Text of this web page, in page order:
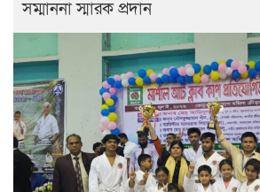
সম্মাননা স্মারক প্রদান